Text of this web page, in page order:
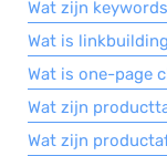
Wat zijn
Wat is
Wat is one-page
Wat zijn
Wat zijn